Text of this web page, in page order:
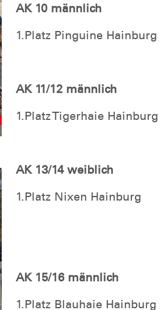
AK 10 männlich
1.Platz Pinguine Hainburg
AK 11/12 männlich
1.Platz Tigerhaie Hainburg
AK 13/14 weiblich
1.Platz Nixen Hainburg
AK 15/16 männlich
1.Platz Blauhaie Hainburg